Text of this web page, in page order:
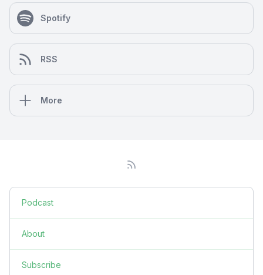
Spotify
RSS
More
Podcast
About
Subscribe